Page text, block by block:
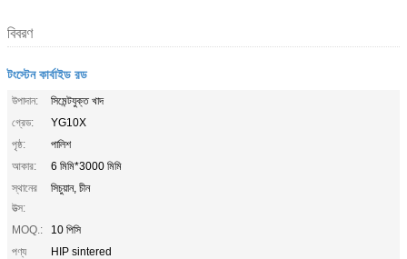
বিবরণ
টংস্টেন কার্বাইড রড
উপাদান:
সিমেন্টযুক্ত খাদ
গ্রেড:
YG10X
পৃষ্ঠ:
পালিশ
আকার:
6 মিমি*3000 মিমি
স্থানের
উত্স:
সিচুয়ান, চীন
MOQ.:
10 পিসি
পণ্য
HIP sintered